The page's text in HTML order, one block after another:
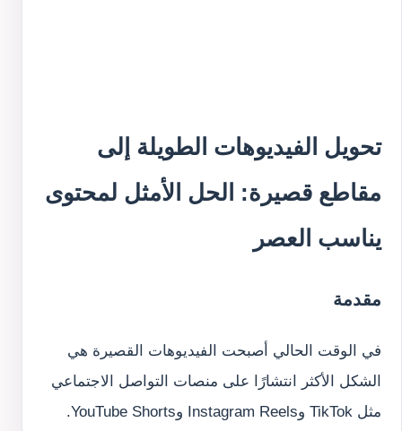
تحويل الفيديوهات الطويلة إلى
مقاطع قصيرة: الحل الأمثل لمحتوى
يناسب العصر
مقدمة
في الوقت الحالي أصبحت الفيديوهات القصيرة هي
الشكل الأكثر انتشارًا على منصات التواصل الاجتماعي
مثل TikTok وInstagram Reels وYouTube Shorts.